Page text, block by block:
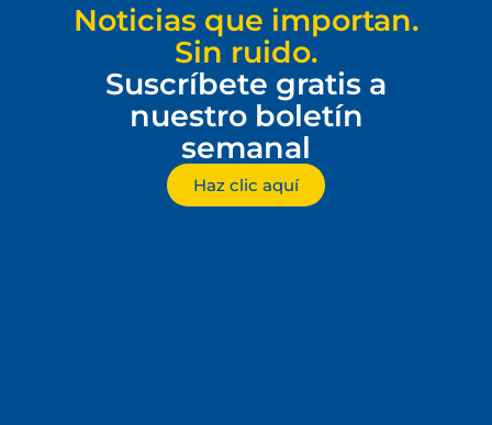
Noticias que importan.
Sin ruido.
Suscríbete gratis a
nuestro boletín
semanal
Haz clic aquí